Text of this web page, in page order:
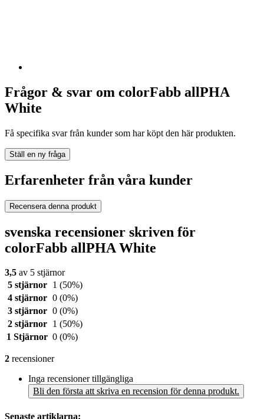
Frågor & svar om colorFabb allPHA
White
Få specifika svar från kunder som har köpt den här produkten.
Ställ en ny fråga
Erfarenheter från våra kunder
Recensera denna produkt
svenska recensioner skriven för
colorFabb allPHA White
3,5 av 5 stjärnor
5 stjärnor
1 (50%)
4 stjärnor 0 (0%)
3 stjärnor 0 (0%)
2 stjärnor
1 (50%)
1 Stjärnor 0 (0%)
2 recensioner
Inga recensioner tillgängliga
Bli den första att skriva en recension för denna produkt.
Senaste artiklarna: